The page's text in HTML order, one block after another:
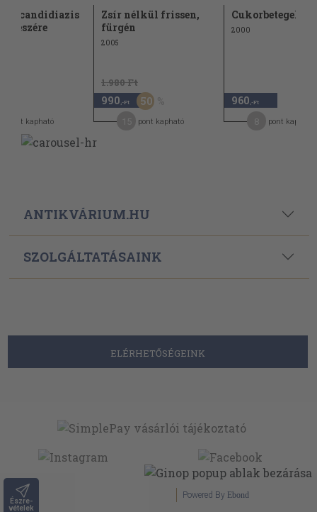
Észre-
vételek
candidiazis
részére
pont kapható
Zsír nélkül frissen,
fürgén
2005
1.980 Ft
990 ,-Ft 50
pont kapható
Cukorbetegek
2000
960 ,-Ft
pont kapható
ANTIKVÁRIUM.HU
SZOLGÁLTATÁSAINK
ELÉRHETŐSÉGEINK
Powered By Ebond